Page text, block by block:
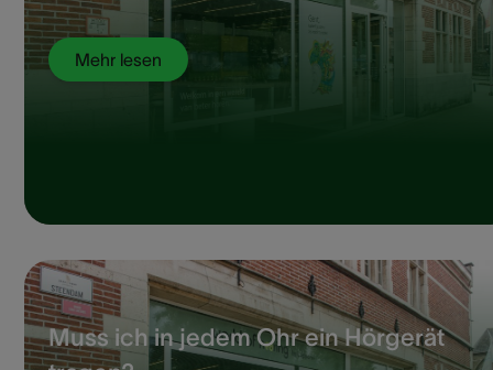
Mehr lesen
Muss ich in jedem Ohr ein Hörgerät